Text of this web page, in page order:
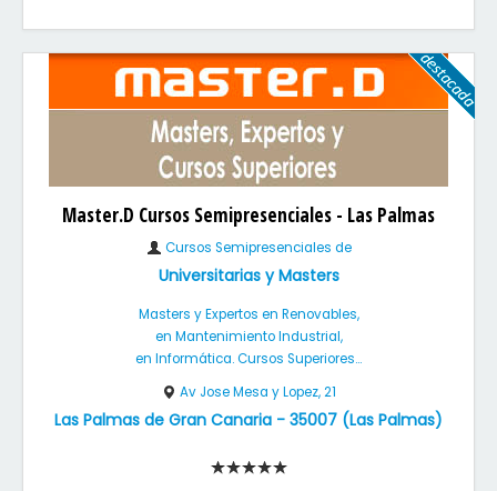
Master.D Cursos Semipresenciales - Las Palmas
Cursos Semipresenciales de
Universitarias y Masters
Masters y Expertos en Renovables,
en Mantenimiento Industrial,
en Informática. Cursos Superiores...
Av Jose Mesa y Lopez, 21
Las Palmas de Gran Canaria - 35007 (Las Palmas)